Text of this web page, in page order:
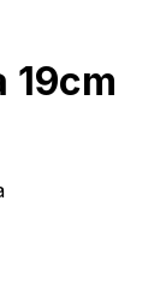
19cm